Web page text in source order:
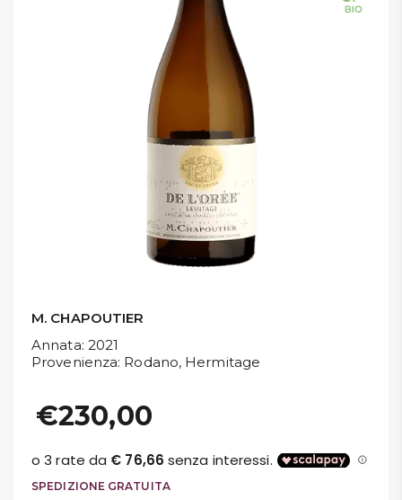
M. CHAPOUTIER
Annata: 2021
Provenienza: Rodano, Hermitage
€230,00
SPEDIZIONE GRATUITA